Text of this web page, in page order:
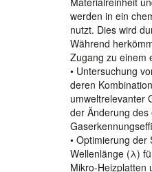
werden in ein
nutzt. Dies wird
Während
Zugang zu einem
• Untersuchung
deren
umweltrelevanter
der Änderung
• Optimierung
Wellenlänge (λ)
Mikro-Heizplatten